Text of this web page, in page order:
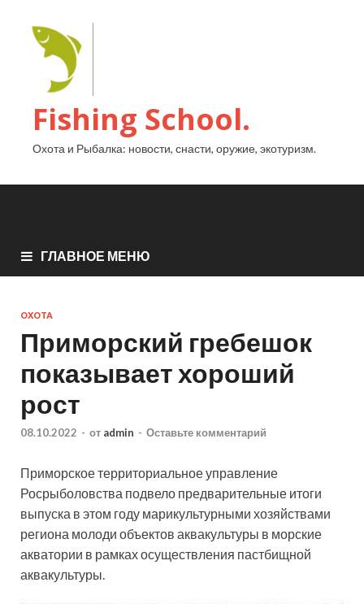
Fishing School.
Охота и Рыбалка: новости, снасти, оружие, экотуризм.
ГЛАВНОЕ МЕНЮ
ОХОТА
Приморский гребешок
показывает хороший
рост
08.10.2022 - от admin - Оставьте комментарий
Приморское территориальное управление
Росрыболовства подвело предварительные итоги
выпуска в этом году марикультурными хозяйствами
региона молоди объектов аквакультуры в морские
акватории в рамках осуществления пастбищной
аквакультуры.